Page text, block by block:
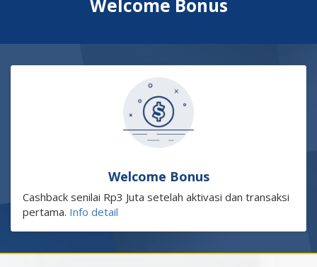
Welcome Bonus
Welcome Bonus
Cashback senilai Rp3 Juta setelah aktivasi dan transaksi
pertama. Info detail